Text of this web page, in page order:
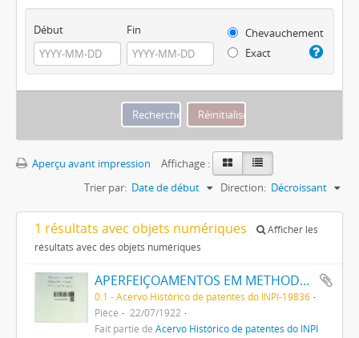
Début Fin
Chevauchement
Exact
Aperçu avant impression
Affichage :
Trier par: Date de début Direction: Décroissant
1 résultats avec objets numériques
Afficher les
résultats avec des objets numériques
APERFEIÇOAMENTOS EM METHODOS DE MANUFACTURAR EMBASES PARA FILAMENTOS DE LAMPADAS, E ARTIGOS ANALOGOS
0.1 - Acervo Histórico de patentes do INPI-19836
Pièce
22/07/1922
Fait partie de Acervo Histórico de patentes do INPI